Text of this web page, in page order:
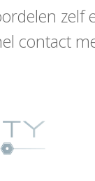
zelf
contact